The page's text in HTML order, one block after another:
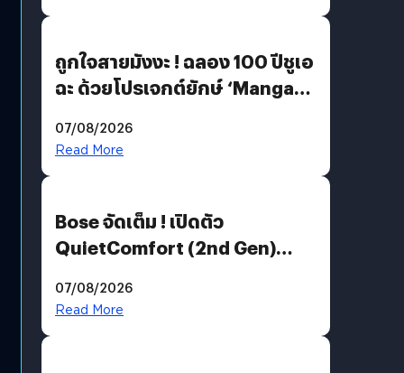
ถูกใจสายมังงะ ! ฉลอง 100 ปีชูเอ
ฉะ ด้วยโปรเจกต์ยักษ์ ‘Manga
มีภาษาไทยด้วย
07/08/2026
Read More
Bose จัดเต็ม ! เปิดตัว
QuietComfort (2nd Gen)
07/08/2026
Read More